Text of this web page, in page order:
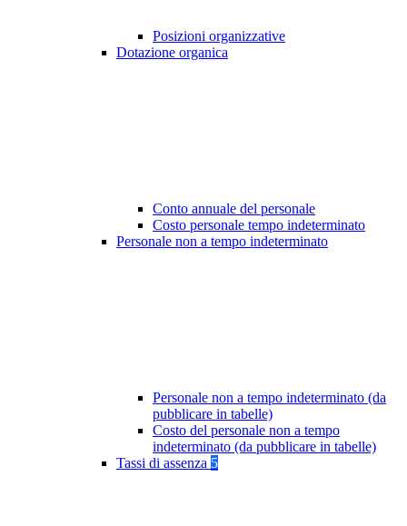
Posizioni organizzative
Dotazione organica
Conto annuale del personale
Costo personale tempo indeterminato
Personale non a tempo indeterminato
Personale non a tempo indeterminato (da
pubblicare in tabelle)
Costo del personale non a tempo
indeterminato (da pubblicare in tabelle)
Tassi di assenza 5